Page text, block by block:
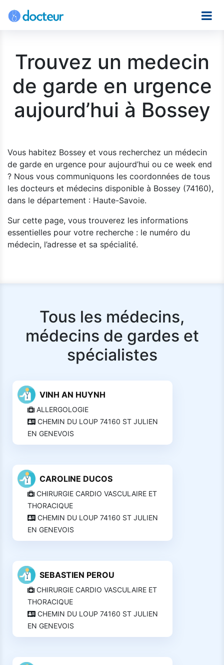
Trouvez un medecin
de garde en urgence
aujourd’hui à Bossey
Vous habitez Bossey et vous recherchez un médecin
de garde en urgence pour aujourd’hui ou ce week end
? Nous vous communiquons les coordonnées de tous
les docteurs et médecins disponible à Bossey (74160),
dans le département : Haute-Savoie.
Sur cette page, vous trouverez les informations
essentielles pour votre recherche : le numéro du
médecin, l’adresse et sa spécialité.
Tous les médecins,
médecins de gardes et
spécialistes
VINH AN HUYNH
ALLERGOLOGIE
CHEMIN DU LOUP 74160 ST JULIEN
EN GENEVOIS
CAROLINE DUCOS
CHIRURGIE CARDIO VASCULAIRE ET
THORACIQUE
CHEMIN DU LOUP 74160 ST JULIEN
EN GENEVOIS
SEBASTIEN PEROU
CHIRURGIE CARDIO VASCULAIRE ET
THORACIQUE
CHEMIN DU LOUP 74160 ST JULIEN
EN GENEVOIS